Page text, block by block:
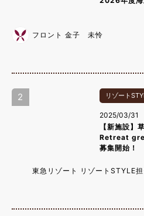
フロント 金子 未怜
2 リゾート
2025/03/31
【新施設
Retreat
募集開始！
東急リゾート リゾートSTYLE担